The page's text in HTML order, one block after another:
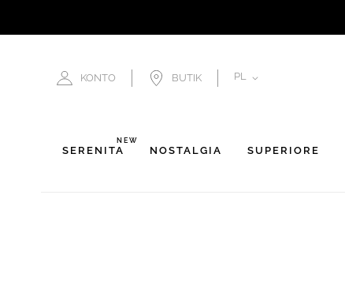
KONTO BUTIK JĘZYK
PL
SERENITÀ
NEW
NOSTALGIA SUPERIORE